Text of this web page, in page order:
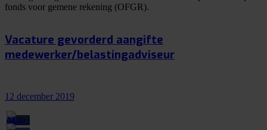
fonds voor gemene rekening (OFGR).
Vacature gevorderd aangifte
medewerker/belastingadviseur
12 december 2019